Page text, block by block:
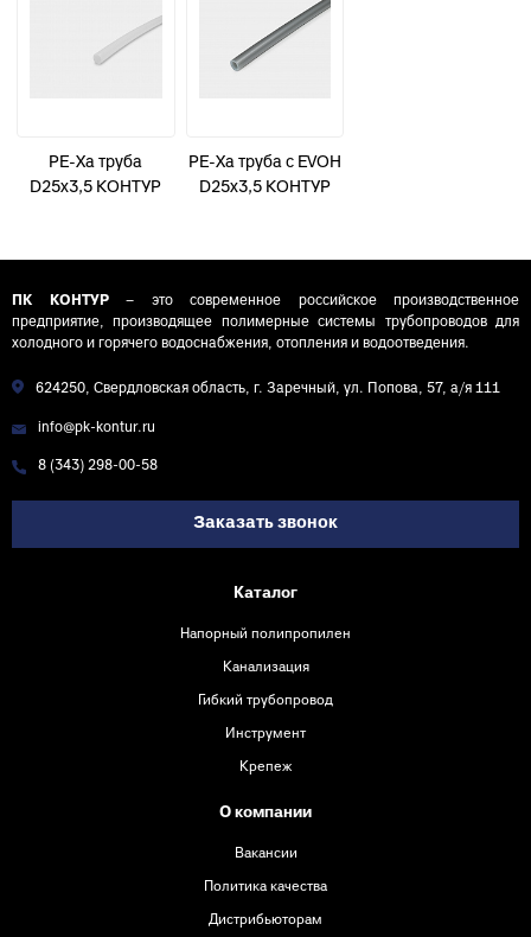
PE-Xa труба
D25х3,5 КОНТУР
PE-Xa труба с EVOH
D25х3,5 КОНТУР
ПК КОНТУР– это современное российское производственное
предприятие, производящее полимерные системы трубопроводов для
холодного и горячего водоснабжения, отопления и водоотведения.
624250, Свердловская область, г. Заречный, ул. Попова, 57, а/я 111
info@pk-kontur.ru
8 (343) 298-00-58
Заказать звонок
Каталог
Напорный полипропилен
Канализация
Гибкий трубопровод
Инструмент
Крепеж
О компании
Вакансии
Политика качества
Дистрибьюторам